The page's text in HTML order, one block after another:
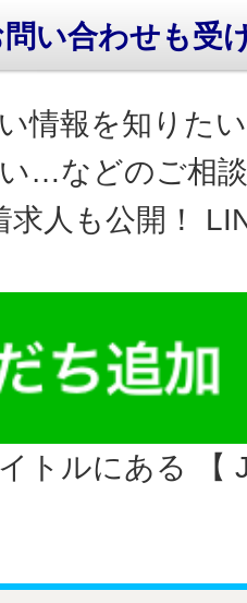
い合わせも受
情報を知りた
…などのご相
求人も公開！
トルにある 【